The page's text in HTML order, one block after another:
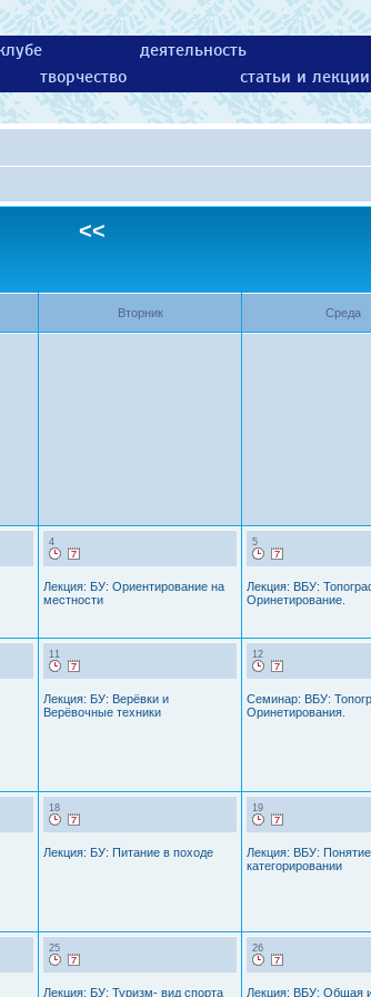
деятельность
творчество
статьи и лекции
<<
Вторник Среда
4
Лекция: БУ: Ориентирование на
местности
5
Лекция: ВБУ:
Оринетирование.
11
Лекция: БУ: Верёвки и
Верёвочные техники
12
Семинар: ВБУ:
Оринетирования.
18
Лекция: БУ: Питание в походе
19
Лекция: ВБУ:
категорировании
25
Лекция: БУ: Туризм- вид спорта
26
Лекция: ВБУ: Общая